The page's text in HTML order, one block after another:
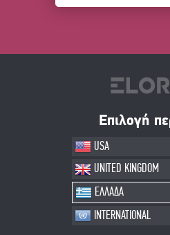
Επιλογή
USA
UNITED KINGDOM
ΕΛΛΑΔΑ
INTERNATIONAL